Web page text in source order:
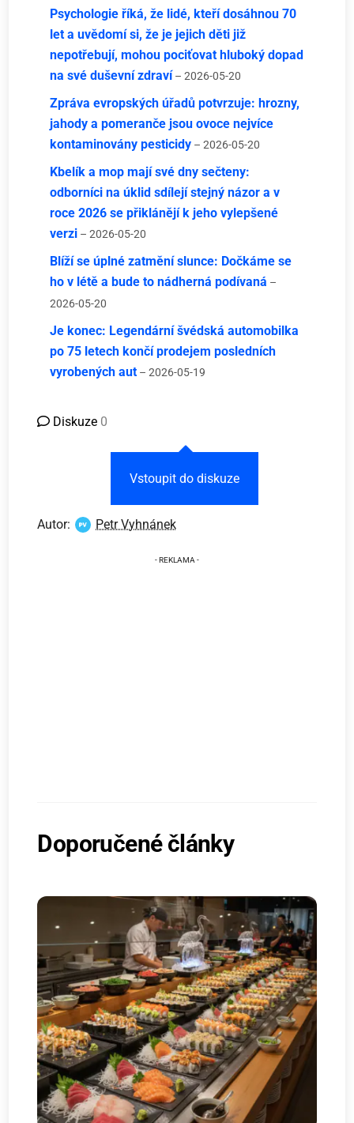
Psychologie říká, že lidé, kteří dosáhnou 70
let a uvědomí si, že je jejich děti již
nepotřebují, mohou pociťovat hluboký dopad
na své duševní zdraví – 2026-05-20
Zpráva evropských úřadů potvrzuje: hrozny,
jahody a pomeranče jsou ovoce nejvíce
kontaminovány pesticidy – 2026-05-20
Kbelík a mop mají své dny sečteny:
odborníci na úklid sdílejí stejný názor a v
roce 2026 se přiklánějí k jeho vylepšené
verzi – 2026-05-20
Blíží se úplné zatmění slunce: Dočkáme se
ho v létě a bude to nádherná podívaná –
2026-05-20
Je konec: Legendární švédská automobilka
po 75 letech končí prodejem posledních
vyrobených aut – 2026-05-19
Diskuze 0
Vstoupit do diskuze
Autor: Petr Vyhnánek
Doporučené články